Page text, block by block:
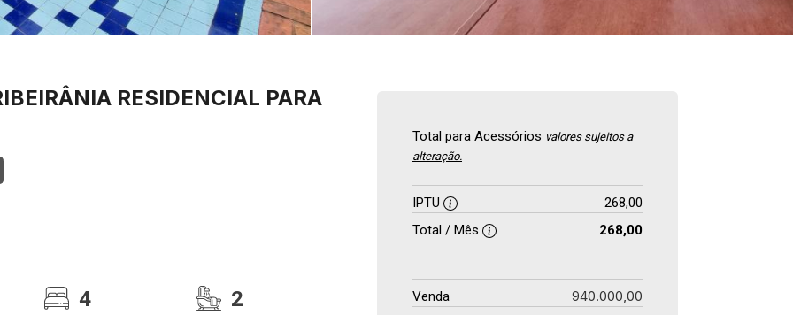
RESIDENCIAL PARA
4 2
Total para Acessórios valores sujeitos a
alteração.
IPTU
268,00
Total / Mês
268,00
Venda 940.000,00